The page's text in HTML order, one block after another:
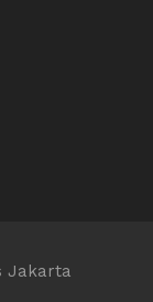
Jakarta